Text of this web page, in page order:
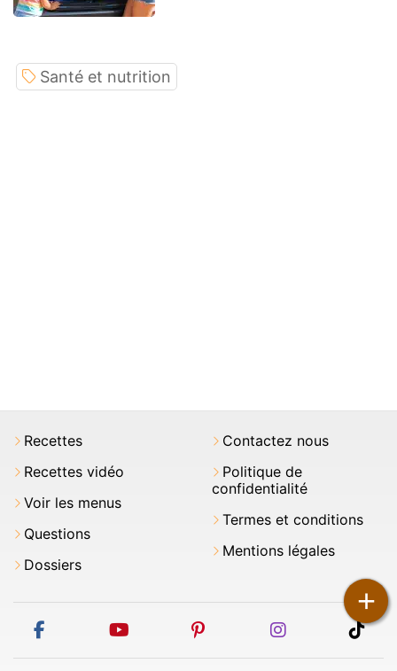
+
Santé et nutrition
Recettes
Recettes vidéo
Voir les menus
Questions
Dossiers
Contactez nous
Politique de
confidentialité
Termes et conditions
Mentions légales
facebook youtube pinterest instagram